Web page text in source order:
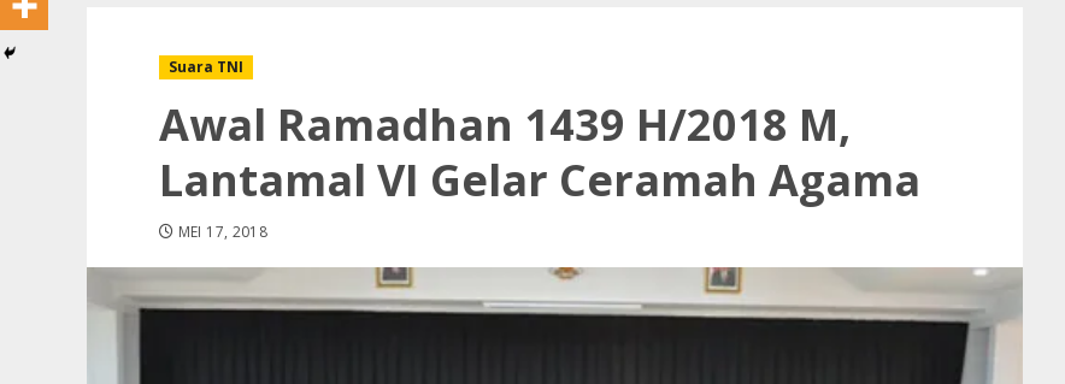
Suara TNI
Awal Ramadhan 1439 H/2018 M,
Lantamal VI Gelar Ceramah Agama
MEI 17, 2018